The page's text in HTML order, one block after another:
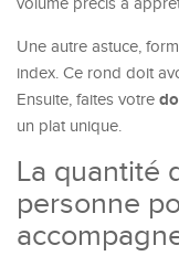
volume précis à
Une autre astuce,
index. Ce rond doit
Ensuite, faites votre
un plat unique.
La quantité
personne